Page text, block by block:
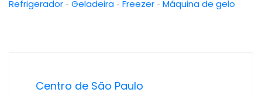
Refrigerador - Geladeira - Freezer - Máquina de gelo
Centro de São Paulo